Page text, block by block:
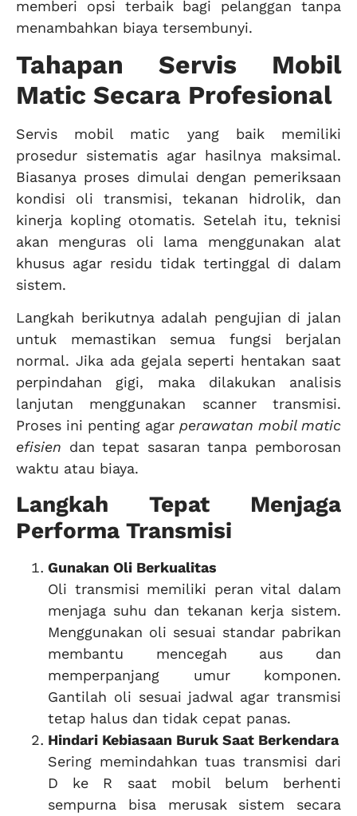
memberi opsi terbaik bagi pelanggan tanpa
menambahkan biaya tersembunyi.
Tahapan Servis Mobil
Matic Secara Profesional
Servis mobil matic yang baik memiliki
prosedur sistematis agar hasilnya maksimal.
Biasanya proses dimulai dengan pemeriksaan
kondisi oli transmisi, tekanan hidrolik, dan
kinerja kopling otomatis. Setelah itu, teknisi
akan menguras oli lama menggunakan alat
khusus agar residu tidak tertinggal di dalam
sistem.
Langkah berikutnya adalah pengujian di jalan
untuk memastikan semua fungsi berjalan
normal. Jika ada gejala seperti hentakan saat
perpindahan gigi, maka dilakukan analisis
lanjutan menggunakan scanner transmisi.
Proses ini penting agar perawatan mobil matic
efisien dan tepat sasaran tanpa pemborosan
waktu atau biaya.
Langkah Tepat Menjaga
Performa Transmisi
Gunakan Oli Berkualitas
Oli transmisi memiliki peran vital dalam
menjaga suhu dan tekanan kerja sistem.
Menggunakan oli sesuai standar pabrikan
membantu mencegah aus dan
memperpanjang umur komponen.
Gantilah oli sesuai jadwal agar transmisi
tetap halus dan tidak cepat panas.
Hindari Kebiasaan Buruk Saat Berkendara
Sering memindahkan tuas transmisi dari
D ke R saat mobil belum berhenti
sempurna bisa merusak sistem secara